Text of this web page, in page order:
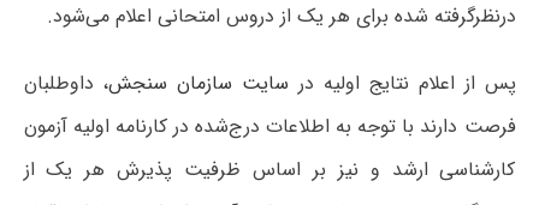
درنظرگرفته شده برای هر یک از دروس امتحانی اعلام می‌شود.
پس از اعلام نتایج اولیه در سایت سازمان سنجش، داوطلبان
فرصت دارند با توجه به اطلاعات درج‌شده در کارنامه اولیه آزمون
کارشناسی ارشد و نیز بر اساس ظرفیت پذیرش هر یک از